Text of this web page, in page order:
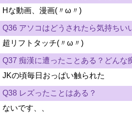
Hな動画、漫画(〃ω〃)
Q36 アソコはどうされたら気持ちい
超リフトタッチ(〃ω〃)
Q37 痴漢に遭ったことある？どんな
JKの頃毎日おっぱい触られた
Q38 レズったことはある？
ないです、、